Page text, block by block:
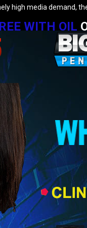
high media demand,
WITH OIL